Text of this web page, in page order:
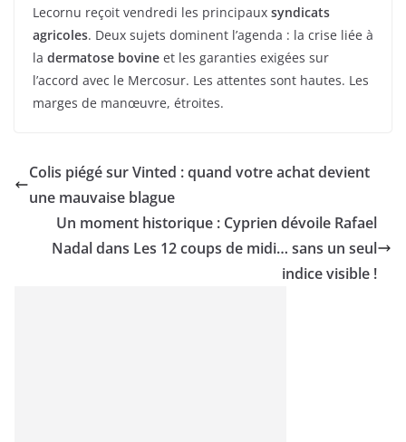
Lecornu reçoit vendredi les principaux syndicats
agricoles. Deux sujets dominent l’agenda : la crise liée à
la dermatose bovine et les garanties exigées sur
l’accord avec le Mercosur. Les attentes sont hautes. Les
marges de manœuvre, étroites.
Colis piégé sur Vinted : quand votre achat devient
une mauvaise blague
Un moment historique : Cyprien dévoile Rafael
Nadal dans Les 12 coups de midi… sans un seul
indice visible !